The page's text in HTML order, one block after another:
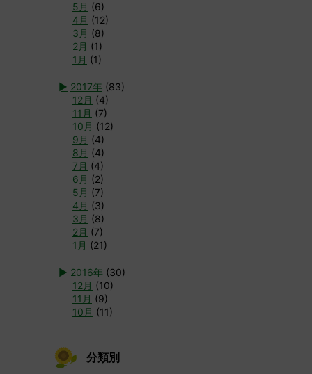
5月 (6)
4月 (12)
3月 (8)
2月 (1)
1月 (1)
► 2017年 (83)
12月 (4)
11月 (7)
10月 (12)
9月 (4)
8月 (4)
7月 (4)
6月 (2)
5月 (7)
4月 (3)
3月 (8)
2月 (7)
1月 (21)
► 2016年 (30)
12月 (10)
11月 (9)
10月 (11)
分類別